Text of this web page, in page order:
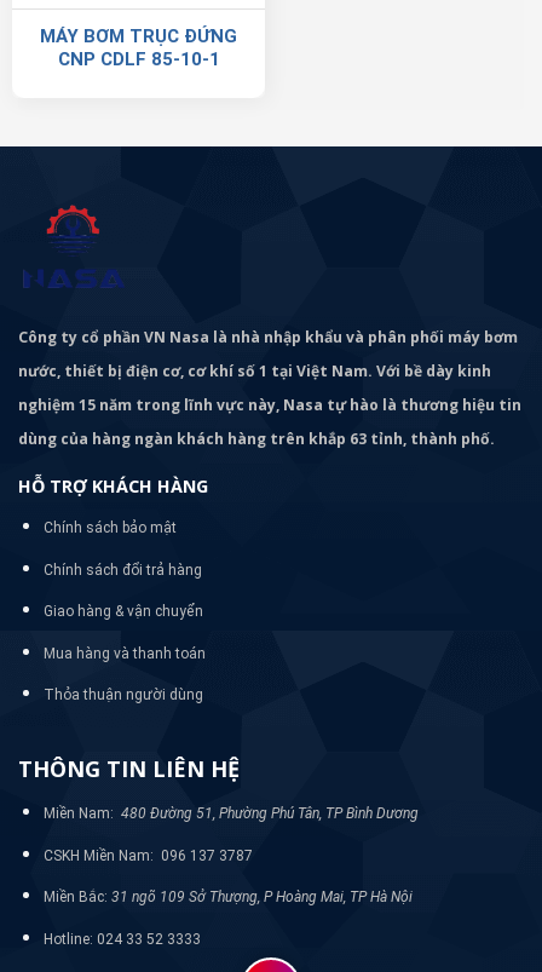
MÁY BƠM TRỤC ĐỨNG
CNP CDLF 85-10-1
Công ty cổ phần VN Nasa là nhà nhập khẩu và phân phối máy bơm
nước, thiết bị điện cơ, cơ khí số 1 tại Việt Nam. Với bề dày kinh
nghiệm 15 năm trong lĩnh vực này, Nasa tự hào là thương hiệu tin
dùng của hàng ngàn khách hàng trên khắp 63 tỉnh, thành phố.
HỖ TRỢ KHÁCH HÀNG
Chính sách bảo mật
Chính sách đổi trả hàng
Giao hàng & vận chuyển
Mua hàng và thanh toán
Thỏa thuận người dùng
THÔNG TIN LIÊN HỆ
Miền Nam: 480 Đường 51, Phường Phú Tân, TP Bình Dương
CSKH Miền Nam: 096 137 3787
Miền Bắc: 31 ngõ 109 Sở Thượng, P Hoàng Mai, TP Hà Nội
Hotline: 024 33 52 3333